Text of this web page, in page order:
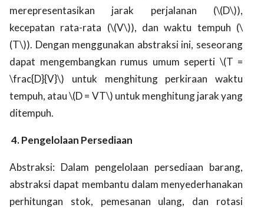
merepresentasikan jarak perjalanan (\(D\)),
kecepatan rata-rata (\(V\)), dan waktu tempuh (\
(T\)). Dengan menggunakan abstraksi ini, seseorang
dapat mengembangkan rumus umum seperti \(T =
\frac{D}{V}\) untuk menghitung perkiraan waktu
tempuh, atau \(D = VT\) untuk menghitung jarak yang
ditempuh.
4. Pengelolaan Persediaan
Abstraksi: Dalam pengelolaan persediaan barang,
abstraksi dapat membantu dalam menyederhanakan
perhitungan stok, pemesanan ulang, dan rotasi